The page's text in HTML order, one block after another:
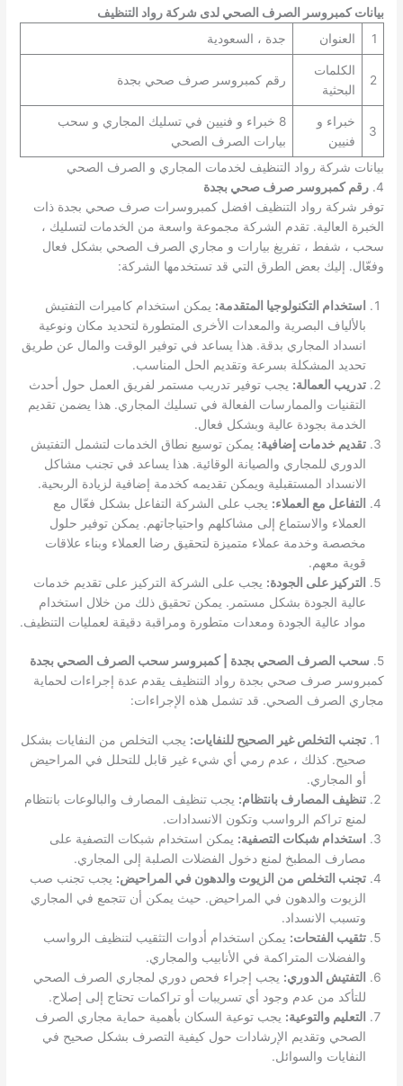
بيانات كمبروسر الصرف الصحي لدى شركة رواد التنظيف
1
العنوان جدة ، السعودية
2
الكلمات
البحثية
رقم كمبروسر صرف صحي بجدة
3
خبراء و
فنيين
8 خبراء و فنيين في تسليك المجاري و سحب
بيارات الصرف الصحي
بيانات شركة رواد التنظيف لخدمات المجاري و الصرف الصحي
4. رقم كمبروسر صرف صحي بجدة
توفر شركة رواد التنظيف افضل كمبروسرات صرف صحي بجدة ذات
الخبرة العالية. تقدم الشركة مجموعة واسعة من الخدمات لتسليك ،
سحب ، شفط ، تفريغ بيارات و مجاري الصرف الصحي بشكل فعال
وفعّال. إليك بعض الطرق التي قد تستخدمها الشركة:
استخدام التكنولوجيا المتقدمة: يمكن استخدام كاميرات التفتيش
بالألياف البصرية والمعدات الأخرى المتطورة لتحديد مكان ونوعية
انسداد المجاري بدقة. هذا يساعد في توفير الوقت والمال عن طريق
تحديد المشكلة بسرعة وتقديم الحل المناسب.
تدريب العمالة: يجب توفير تدريب مستمر لفريق العمل حول أحدث
التقنيات والممارسات الفعالة في تسليك المجاري. هذا يضمن تقديم
الخدمة بجودة عالية وبشكل فعال.
تقديم خدمات إضافية: يمكن توسيع نطاق الخدمات لتشمل التفتيش
الدوري للمجاري والصيانة الوقائية. هذا يساعد في تجنب مشاكل
الانسداد المستقبلية ويمكن تقديمه كخدمة إضافية لزيادة الربحية.
التفاعل مع العملاء: يجب على الشركة التفاعل بشكل فعّال مع
العملاء والاستماع إلى مشاكلهم واحتياجاتهم. يمكن توفير حلول
مخصصة وخدمة عملاء متميزة لتحقيق رضا العملاء وبناء علاقات
قوية معهم.
التركيز على الجودة: يجب على الشركة التركيز على تقديم خدمات
عالية الجودة بشكل مستمر. يمكن تحقيق ذلك من خلال استخدام
مواد عالية الجودة ومعدات متطورة ومراقبة دقيقة لعمليات التنظيف.
5.
سحب الصرف الصحي بجدة | كمبروسر سحب الصرف الصحي بجدة
كمبروسر صرف صحي بجدة رواد التنظيف يقدم عدة إجراءات لحماية
مجاري الصرف الصحي. قد تشمل هذه الإجراءات:
تجنب التخلص غير الصحيح للنفايات: يجب التخلص من النفايات بشكل
صحيح. كذلك ، عدم رمي أي شيء غير قابل للتحلل في المراحيض
أو المجاري.
تنظيف المصارف بانتظام: يجب تنظيف المصارف والبالوعات بانتظام
لمنع تراكم الرواسب وتكون الانسدادات.
استخدام شبكات التصفية: يمكن استخدام شبكات التصفية على
مصارف المطبخ لمنع دخول الفضلات الصلبة إلى المجاري.
تجنب التخلص من الزيوت والدهون في المراحيض: يجب تجنب صب
الزيوت والدهون في المراحيض. حيث يمكن أن تتجمع في المجاري
وتسبب الانسداد.
تثقيب الفتحات: يمكن استخدام أدوات التثقيب لتنظيف الرواسب
والفضلات المتراكمة في الأنابيب والمجاري.
التفتيش الدوري: يجب إجراء فحص دوري لمجاري الصرف الصحي
للتأكد من عدم وجود أي تسريبات أو تراكمات تحتاج إلى إصلاح.
التعليم والتوعية: يجب توعية السكان بأهمية حماية مجاري الصرف
الصحي وتقديم الإرشادات حول كيفية التصرف بشكل صحيح في
النفايات والسوائل.